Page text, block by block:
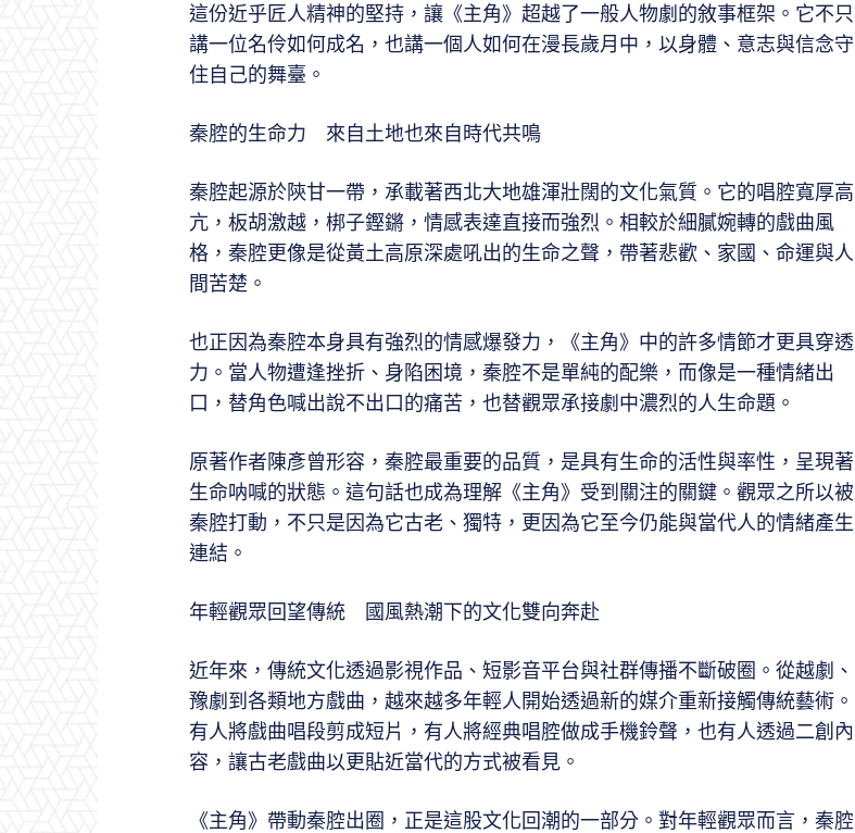
這份近乎匠人精神的堅持，讓《主角》超越了一般人物劇的敘事框架。它不只
講一位名伶如何成名，也講一個人如何在漫長歲月中，以身體、意志與信念守
住自己的舞臺。
秦腔的生命力 來自土地也來自時代共鳴
秦腔起源於陝甘一帶，承載著西北大地雄渾壯闊的文化氣質。它的唱腔寬厚高
亢，板胡激越，梆子鏗鏘，情感表達直接而強烈。相較於細膩婉轉的戲曲風
格，秦腔更像是從黃土高原深處吼出的生命之聲，帶著悲歡、家國、命運與人
間苦楚。
也正因為秦腔本身具有強烈的情感爆發力，《主角》中的許多情節才更具穿透
力。當人物遭逢挫折、身陷困境，秦腔不是單純的配樂，而像是一種情緒出
口，替角色喊出說不出口的痛苦，也替觀眾承接劇中濃烈的人生命題。
原著作者陳彥曾形容，秦腔最重要的品質，是具有生命的活性與率性，呈現著
生命呐喊的狀態。這句話也成為理解《主角》受到關注的關鍵。觀眾之所以被
秦腔打動，不只是因為它古老、獨特，更因為它至今仍能與當代人的情緒產生
連結。
年輕觀眾回望傳統 國風熱潮下的文化雙向奔赴
近年來，傳統文化透過影視作品、短影音平台與社群傳播不斷破圈。從越劇、
豫劇到各類地方戲曲，越來越多年輕人開始透過新的媒介重新接觸傳統藝術。
有人將戲曲唱段剪成短片，有人將經典唱腔做成手機鈴聲，也有人透過二創內
容，讓古老戲曲以更貼近當代的方式被看見。
《主角》帶動秦腔出圈，正是這股文化回潮的一部分。對年輕觀眾而言，秦腔